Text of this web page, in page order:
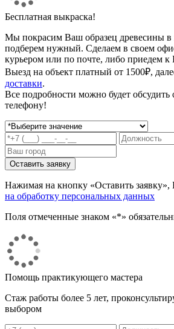
Бесплатная выкраска!
Мы покрасим Ваш образец древесины
подберем нужный. Сделаем в своем
курьером или по почте, либо приедем к
Выезд на объект платный от 1500₽,
доставки.
Все подробности можно будет
телефону!
Нажимая на кнопку «Оставить заявку»,
на обработку персональных данных
Поля отмеченные знаком «*»
Помощь практикующего мастера
Стаж работы более 5 лет,
выбором